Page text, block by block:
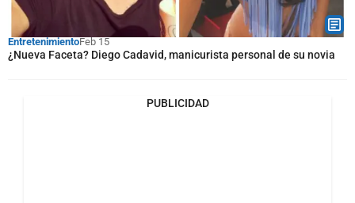
EntretenimientoFeb 15
¿Nueva Faceta? Diego Cadavid, manicurista personal de su novia
PUBLICIDAD